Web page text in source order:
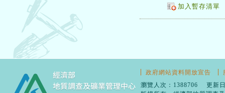
加入暫存清單
政府網站資料開放宣告
瀏覽人次：1388706 更新